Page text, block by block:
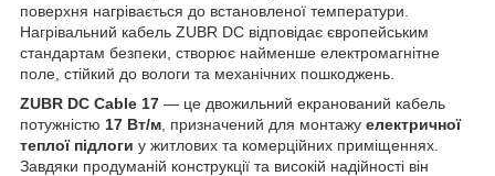
поверхня нагрівається до встановленої температури.
Нагрівальний кабель ZUBR DC відповідає європейським
стандартам безпеки, створює найменше електромагнітне
поле, стійкий до вологи та механічних пошкоджень.
ZUBR DC Cable 17 — це двожильний екранований кабель
потужністю 17 Вт/м , призначений для монтажу електричної
теплої підлоги у житлових та комерційних приміщеннях.
Завдяки продуманій конструкції та високій надійності він